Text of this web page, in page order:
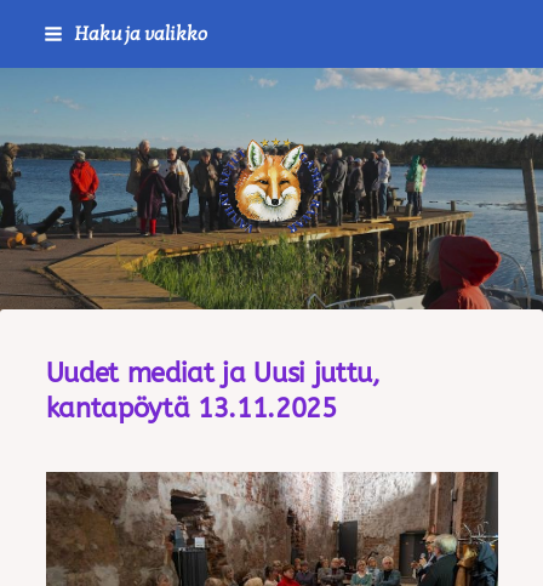
Siirry Haku ja valikko
Journalistiliitto / RTTL/
Uudet mediat ja Uusi juttu,
kantapöytä 13.11.2025